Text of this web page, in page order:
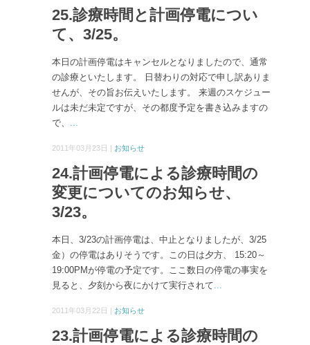
25.診療時間と計画停電につい
て、3/25。
本日の計画停電はキャンセルとなりましたので、通常
の診療といたします。 日替わりの対応で申し訳ありま
せんが、その旨お伝えいたします。 来週のスケジュー
ルは未だ未定ですが、その都度予定を書き込みますの
で、 ...
2011年03月23日 | お知らせ
24.計画停電による診療時間の
変更についてのお知らせ、
3/23。
本日、3/23の計画停電は、中止となりましたが、3/25
金）の停電はありそうです。この日は夕方、 15:20～
19:00PMが停電の予定です。ここ数日の停電の事実を
見ると、夕刻から夜にかけて実行されて...
2011年03月22日 | お知らせ
23.計画停電による診療時間の